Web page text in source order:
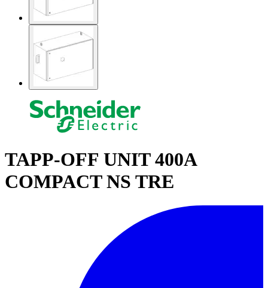
TAPP-OFF UNIT 400A
COMPACT NS TRE